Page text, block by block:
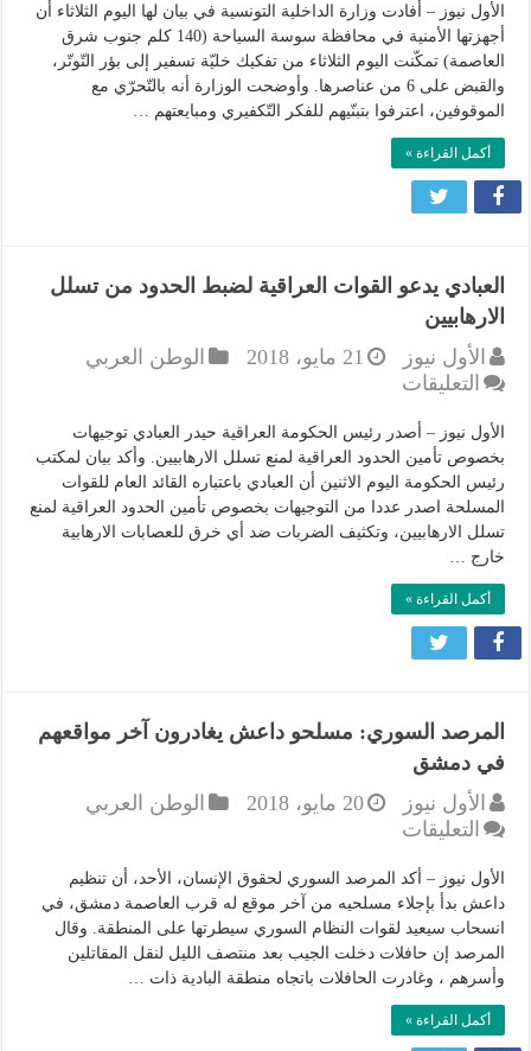
القبض
على
6
إرهابيين
متخصصين
بالتسفير
لبؤر
الأول نيوز – أفادت وزارة الداخلية التونسية في بيان لها اليوم الثلاثاء أن
أجهزتها الأمنية في محافظة سوسة السياحة (140 كلم جنوب شرق
العاصمة) تمكّنت اليوم الثلاثاء من تفكيك خليّة تسفير إلى بؤر التّوتّر،
والقبض على 6 من عناصرها. وأوضحت الوزارة أنه بالتّحرّي مع
الموقوفين، اعترفوا بتبنّيهم للفكر التّكفيري ومبايعتهم …
أكمل القراءة »
العبادي يدعو القوات العراقية لضبط الحدود من تسلل
الارهابيين
الأول نيوز
21 مايو، 2018
الوطن العربي
التعليقات
يدعو
القوات
العراقية
لضبط
الحدود
تسلل
الارهابيين
الأول نيوز – أصدر رئيس الحكومة العراقية حيدر العبادي توجيهات
بخصوص تأمين الحدود العراقية لمنع تسلل الارهابيين. وأكد بيان لمكتب
رئيس الحكومة اليوم الاثنين أن العبادي باعتباره القائد العام للقوات
المسلحة اصدر عددا من التوجيهات بخصوص تأمين الحدود العراقية لمنع
تسلل الارهابيين، وتكثيف الضربات ضد أي خرق للعصابات الارهابية
خارج …
أكمل القراءة »
المرصد السوري: مسلحو داعش يغادرون آخر مواقعهم
في دمشق
الأول نيوز
20 مايو، 2018
الوطن العربي
التعليقات
السوري:
مسلحو
داعش
يغادرون
آخر
مواقعهم
في
الأول نيوز – أكد المرصد السوري لحقوق الإنسان، الأحد، أن تنظيم
داعش بدأ بإجلاء مسلحيه من آخر موقع له قرب العاصمة دمشق، في
انسحاب سيعيد لقوات النظام السوري سيطرتها على المنطقة. وقال
المرصد إن حافلات دخلت الجيب بعد منتصف الليل لنقل المقاتلين
وأسرهم ، وغادرت الحافلات باتجاه منطقة البادية ذات …
أكمل القراءة »